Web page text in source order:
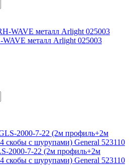
металл Arlight 025003
2000-7-22 (2м профиль+2м
скобы с шурупами) General 523110